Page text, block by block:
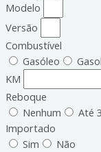
Modelo
Versão
Combustível
Gasóleo
KM
Reboque
Nenhum
Até
Importado
Sim
Não